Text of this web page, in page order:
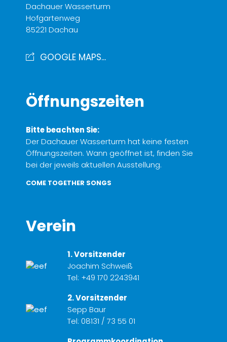
Dachauer Wasserturm
Hofgartenweg
85221 Dachau
GOOGLE MAPS...
Öffnungszeiten
Bitte beachten Sie:
Der Dachauer Wasserturm hat keine festen
Öffnungszeiten. Wann geöffnet ist, finden Sie
bei der jeweils aktuellen Ausstellung.
COME TOGETHER SONGS
Verein
1. Vorsitzender
Joachim Schweiß
Tel: +49 170 2243941
2. Vorsitzender
Sepp Baur
Tel: 08131 / 73 55 01